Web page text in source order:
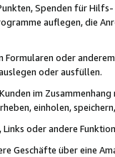
Spenden für
auflegen, die
oder
oder ausfüllen.
im
einholen,
oder andere
Geschäfte über eine